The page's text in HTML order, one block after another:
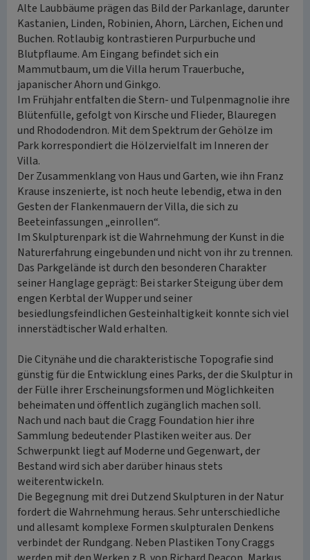
Alte Laubbäume prägen das Bild der Parkanlage, darunter
Kastanien, Linden, Robinien, Ahorn, Lärchen, Eichen und
Buchen. Rotlaubig kontrastieren Purpurbuche und
Blutpflaume. Am Eingang befindet sich ein
Mammutbaum, um die Villa herum Trauerbuche,
japanischer Ahorn und Ginkgo.
Im Frühjahr entfalten die Stern- und Tulpenmagnolie ihre
Blütenfülle, gefolgt von Kirsche und Flieder, Blauregen
und Rhododendron. Mit dem Spektrum der Gehölze im
Park korrespondiert die Hölzervielfalt im Inneren der
Villa.
Der Zusammenklang von Haus und Garten, wie ihn Franz
Krause inszenierte, ist noch heute lebendig, etwa in den
Gesten der Flankenmauern der Villa, die sich zu
Beeteinfassungen „einrollen“.
Im Skulpturenpark ist die Wahrnehmung der Kunst in die
Naturerfahrung eingebunden und nicht von ihr zu trennen.
Das Parkgelände ist durch den besonderen Charakter
seiner Hanglage geprägt: Bei starker Steigung über dem
engen Kerbtal der Wupper und seiner
besiedlungsfeindlichen Gesteinhaltigkeit konnte sich viel
innerstädtischer Wald erhalten.
Die Citynähe und die charakteristische Topografie sind
günstig für die Entwicklung eines Parks, der die Skulptur in
der Fülle ihrer Erscheinungsformen und Möglichkeiten
beheimaten und öffentlich zugänglich machen soll.
Nach und nach baut die Cragg Foundation hier ihre
Sammlung bedeutender Plastiken weiter aus. Der
Schwerpunkt liegt auf Moderne und Gegenwart, der
Bestand wird sich aber darüber hinaus stets
weiterentwickeln.
Die Begegnung mit drei Dutzend Skulpturen in der Natur
fordert die Wahrnehmung heraus. Sehr unterschiedliche
und allesamt komplexe Formen skulpturalen Denkens
verbindet der Rundgang. Neben Plastiken Tony Craggs